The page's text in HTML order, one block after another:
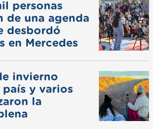
personas
de una agenda
desbordó
en Mercedes
invierno
y varios
la